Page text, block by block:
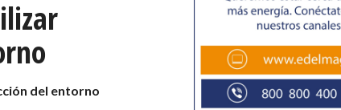
del entorno